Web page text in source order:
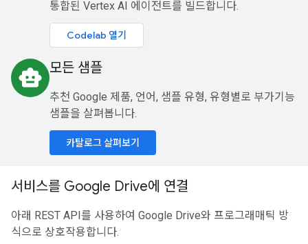
통합된 Vertex AI 에이전트를 빌드합니다.
Codelab 열기
smart_toy 모든 샘플
추천 Google 제품, 언어, 샘플 유형, 유형별로 부가기능
샘플을 살펴봅니다.
카탈로그 살펴보기
서비스를 Google Drive에 연결
아래 REST API를 사용하여 Google Drive와 프로그래매틱 방
식으로 상호작용합니다.